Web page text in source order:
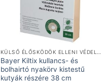
Bayer Kiltix kullancs- és
bolhairtó nyakörv kistestű
kutyák részére 38 cm